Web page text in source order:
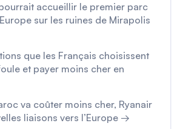
accueillir le premier parc
sur les ruines de Mirapolis
que les Français choisissent
et payer moins cher en
va coûter moins cher, Ryanair
liaisons vers l’Europe →